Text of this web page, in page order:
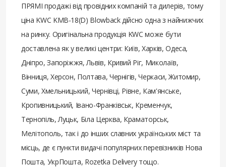
ПРЯМІ продажі від провідних компаній та дилерів, тому
ціна KWC KMB-18(D) Blowback дійсно одна з найнижчих
на ринку. Оригінальна продукція KWC може бути
доставлена ​​як у великі центри: Київ, Харків, Одеса,
Дніпро, Запоріжжя, Львів, Кривий Ріг, Миколаїв,
Вінниця, Херсон, Полтава, Чернігів, Черкаси, Житомир,
Суми, Хмельницький, Чернівці, Рівне, Кам'янське,
Кропивницький, Івано-Франківськ, Кременчук,
Тернопіль, Луцьк, Біла Церква, Краматорськ,
Мелітополь, так і до інших славних українських міст та
місць, де є пункти видачі популярних перевізників Нова
Пошта, УкрПошта, Rozetka Delivery тощо.